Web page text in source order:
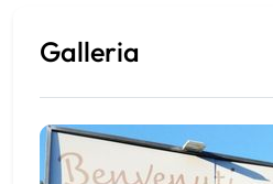
Galleria